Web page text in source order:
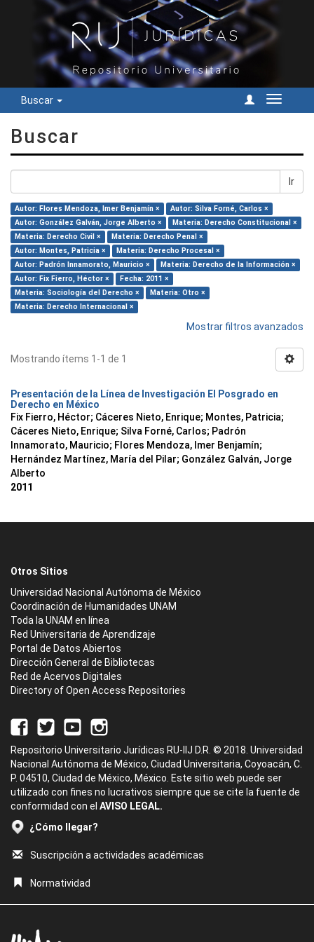
Buscar
Cambiar
Buscar
Ir
Autor: Flores Mendoza, Imer Benjamín ×
Autor: Silva Forné, Carlos ×
Autor: González Galván, Jorge Alberto ×
Materia: Derecho Constitucional ×
Materia: Derecho Civil ×
Materia: Derecho Penal ×
Autor: Montes, Patricia ×
Materia: Derecho Procesal ×
Autor: Padrón Innamorato, Mauricio ×
Materia: Derecho de la Información ×
Autor: Fix Fierro, Héctor ×
Fecha: 2011 ×
Materia: Sociología del Derecho ×
Materia: Otro ×
Materia: Derecho Internacional ×
Mostrar filtros avanzados
Mostrando ítems 1-1 de 1
Presentación de la Línea de Investigación El Posgrado en
Derecho en México
Fix Fierro, Héctor; Cáceres Nieto, Enrique; Montes, Patricia;
Cáceres Nieto, Enrique; Silva Forné, Carlos; Padrón
Innamorato, Mauricio; Flores Mendoza, Imer Benjamín;
Hernández Martínez, María del Pilar; González Galván, Jorge
Alberto
2011
Otros Sitios
Universidad Nacional Autónoma de México
Coordinación de Humanidades UNAM
Toda la UNAM en línea
Red Universitaria de Aprendizaje
Portal de Datos Abiertos
Dirección General de Bibliotecas
Red de Acervos Digitales
Directory of Open Access Repositories
Repositorio Universitario Jurídicas RU-IIJ D.R. © 2018. Universidad
Nacional Autónoma de México, Ciudad Universitaria, Coyoacán, C.
P. 04510, Ciudad de México, México. Este sitio web puede ser
utilizado con fines no lucrativos siempre que se cite la fuente de
conformidad con el AVISO LEGAL.
¿Cómo llegar?
Suscripción a actividades académicas
Normatividad